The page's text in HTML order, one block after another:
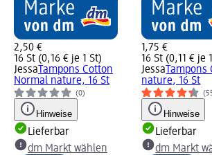
2,50 €
16 St (0,16 € je 1 St)
Jessa Tampons Cotton
Normal nature, 16 St
(0)
Hinweise
Lieferbar
dm Markt wählen
1,75 €
16 St (0,11 € je
Jessa
nature, 16 St
Hinweise
Lieferbar
dm Markt